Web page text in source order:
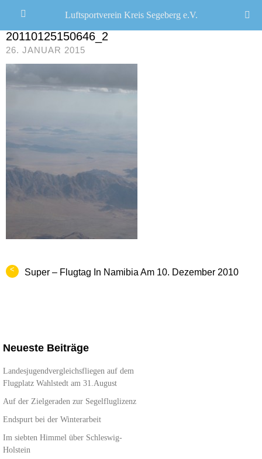
CHRISTOPH R. SCHWARZ
20110125150646_2
26. JANUAR 2015
< Super – Flugtag In Namibia Am 10. Dezember 2010
Neueste Beiträge
Landesjugendvergleichsfliegen auf dem
Flugplatz Wahlstedt am 31.August
Auf der Zielgeraden zur Segelfluglizenz
Endspurt bei der Winterarbeit
Im siebten Himmel über Schleswig-
Holstein
Luftsportverein Kreis Segeberg e.V.